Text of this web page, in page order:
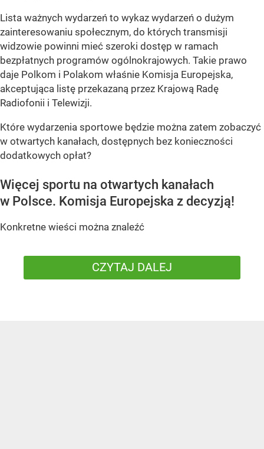
Lista ważnych wydarzeń to wykaz wydarzeń o dużym
zainteresowaniu społecznym, do których transmisji
widzowie powinni mieć szeroki dostęp w ramach
bezpłatnych programów ogólnokrajowych. Takie prawo
daje Polkom i Polakom właśnie Komisja Europejska,
akceptująca listę przekazaną przez Krajową Radę
Radiofonii i Telewizji.
Które wydarzenia sportowe będzie można zatem zobaczyć
w otwartych kanałach, dostępnych bez konieczności
dodatkowych opłat?
Więcej sportu na otwartych kanałach
w Polsce. Komisja Europejska z decyzją!
Konkretne wieści można znaleźć
CZYTAJ DALEJ